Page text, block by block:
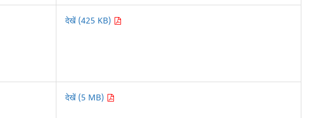
देखें (425 KB)
देखें (5 MB)